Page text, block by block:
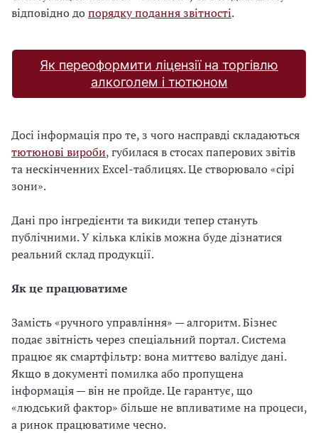
відповідно допорядку подання звітності.
Як переоформити ліцензії на торгівлю
алкоголем і тютюном
Досі інформація про те, з чого насправді складаються
тютюнові вироби, губилася в стосах паперових звітів
та нескінченних Excel-таблицях. Це створювало «сірі
зони».
Дані про інгредієнти та викиди тепер стануть
публічними. У кілька кліків можна буде дізнатися
реальний склад продукції.
Як це працюватиме
Замість «ручного управління» — алгоритм. Бізнес
подає звітність через спеціальний портал. Система
працює як смартфільтр: вона миттєво валідує дані.
Якщо в документі помилка або пропущена
інформація — він не пройде. Це гарантує, що
«людський фактор» більше не впливатиме на процеси,
а ринок працюватиме чесно.